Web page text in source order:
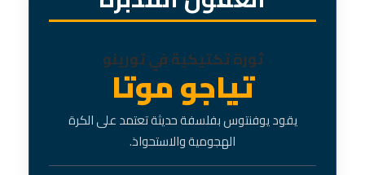
ثورة تكتيكية في تورينو
تياجو موتا
يقود يوفنتوس بفلسفة حديثة تعتمد على الكرة
الهجومية والاستحواذ.